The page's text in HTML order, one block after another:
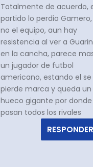
Totalmente de acuerdo,
partido lo perdio Gamero,
no el equipo, aun hay
resistencia al ver a Guarin
en la cancha, parece
un jugador de futbol
americano, estando el se
pierde marca y queda un
hueco gigante por donde
pasan todos los rivales
RESPONDER